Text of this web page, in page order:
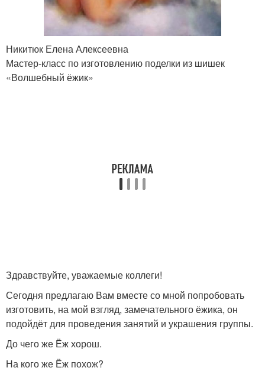
Никитюк Елена Алексеевна
Мастер-класс по изготовлению поделки из шишек
«Волшебный ёжик»
Здравствуйте, уважаемые коллеги!
Сегодня предлагаю Вам вместе со мной попробовать
изготовить, на мой взгляд, замечательного ёжика, он
подойдёт для проведения занятий и украшения группы.
До чего же Ёж хорош.
На кого же Ёж похож?